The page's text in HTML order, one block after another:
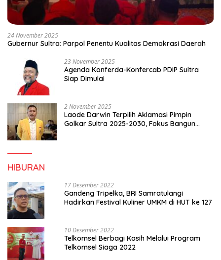
24 November 2025
Gubernur Sultra: Parpol Penentu Kualitas Demokrasi Daerah
23 November 2025
Agenda Konferda-Konfercab PDIP Sultra
Siap Dimulai
2 November 2025
Laode Darwin Terpilih Aklamasi Pimpin
Golkar Sultra 2025-2030, Fokus Bangun
HIBURAN
17 Desember 2022
Gandeng Tripelka, BRI Samratulangi
Hadirkan Festival Kuliner UMKM di HUT ke 127
10 Desember 2022
Telkomsel Berbagi Kasih Melalui Program
Telkomsel Siaga 2022